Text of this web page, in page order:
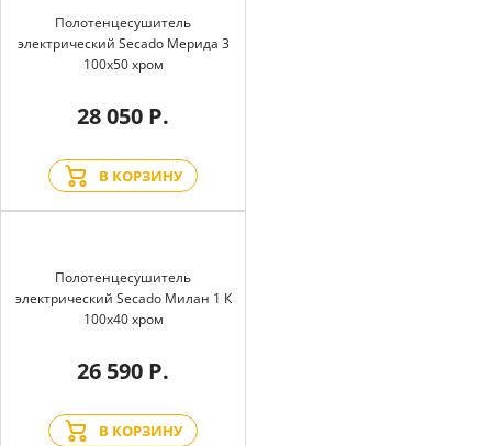
Полотенцесушитель
электрический Secado Мерида 3
100x50 хром
28 050 Р.
В КОРЗИНУ
Полотенцесушитель
электрический Secado Милан 1 К
100x40 хром
26 590 Р.
В КОРЗИНУ